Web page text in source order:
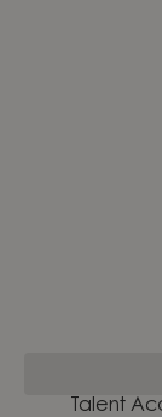
Talent